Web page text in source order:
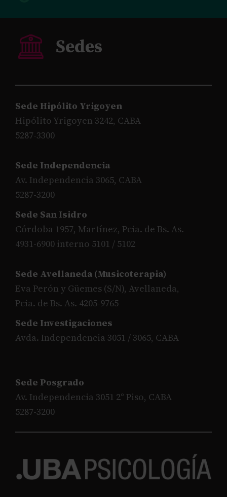
Sede Hipólito Yrigoyen
Hipólito Yrigoyen 3242, CABA
5287-3300
Sede Independencia
Av. Independencia 3065, CABA
5287-3200
Sede San Isidro
Córdoba 1957, Martínez, Pcia. de Bs. As.
4931-6900 interno 5101 / 5102
Sede Avellaneda (Musicoterapia)
Eva Perón y Güemes (S/N), Avellaneda,
Pcia. de Bs. As. 4205-9765
Sede Investigaciones
Avda. Independencia 3051 / 3065, CABA
Sede Posgrado
Av. Independencia 3051 2° Piso, CABA
5287-3200